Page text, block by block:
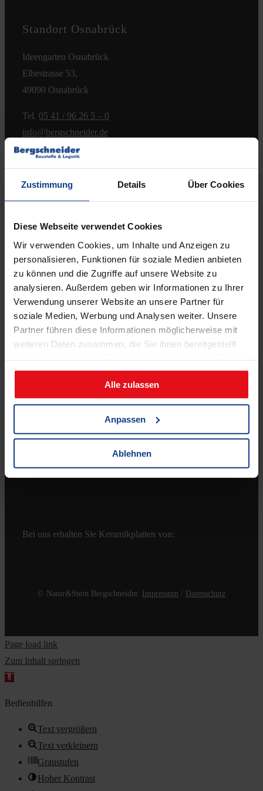
Zustimmung Details Über Cookies
Diese Webseite verwendet Cookies
Wir verwenden Cookies, um Inhalte und Anzeigen zu
personalisieren, Funktionen für soziale Medien anbieten
zu können und die Zugriffe auf unsere Website zu
analysieren. Außerdem geben wir Informationen zu Ihrer
Verwendung unserer Website an unsere Partner für
soziale Medien, Werbung und Analysen weiter. Unsere
Partner führen diese Informationen möglicherweise mit
weiteren Daten zusammen, die Sie ihnen bereitgestellt
gesammelt haben.
Alle zulassen
Anpassen
Ablehnen
Standort Osnabrück
Ideengarten Osnabrück
Elbestrasse 53,
49090 Osnabrück
Tel. 05 41 / 96 26 5 – 0
info@bergschneider.de
Öffnungszeiten:
Montag – Freitag:
7.00 – 16.00 Uhr
Samstag:
8.00 – 12.00 Uhr
(jeden 2. Samstag, ab 11.04.2026)
Shop
Zahlungsmöglichkeiten
Versandkosten & Lieferbedingungen
Widerrufsbelehrung
Bei uns erhalten Sie Keramikplatten von:
© Natur&Stein Bergschneider. Impressum / Datenschutz
Page load link
Zum Inhalt springen
Werkzeugleiste
Bedienhilfen
Text vergrößern
Text verkleinern
Graustufen
Hoher Kontrast